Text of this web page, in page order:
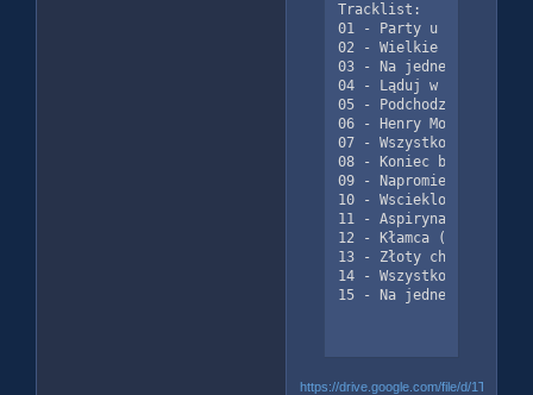
Tracklist:
01 - Party u Patyka |
02 - Wielkie hotele
03 - Na jednej z
04 - Ląduj w mojej
05 - Podchodzisz więc
06 - Henry Monroe |
07 - Wszystko
08 - Koniec bliski
09 - Napromieniowani |
10 - Wscieklosc | 3:51
11 - Aspiryna, kawa,
12 - Kłamca (kłamstw
13 - Złoty chłopiec |
14 - Wszystko
15 - Na jednej z
https://drive.google.com/file/d/1T_absz